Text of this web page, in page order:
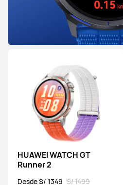
HUAWEI WATCH GT
Runner 2
Desde S/ 1349 S/ 1499